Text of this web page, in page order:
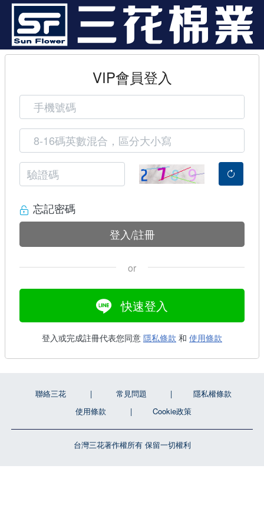
VIP會員登入
忘記密碼
登入/註冊
or
快速登入
登入或完成註冊代表您同意 隱私條款 和 使用條款
台灣三花著作權所有 保留一切權利
聯絡三花 常見問題
隱私權條款
使用條款
Cookie政策